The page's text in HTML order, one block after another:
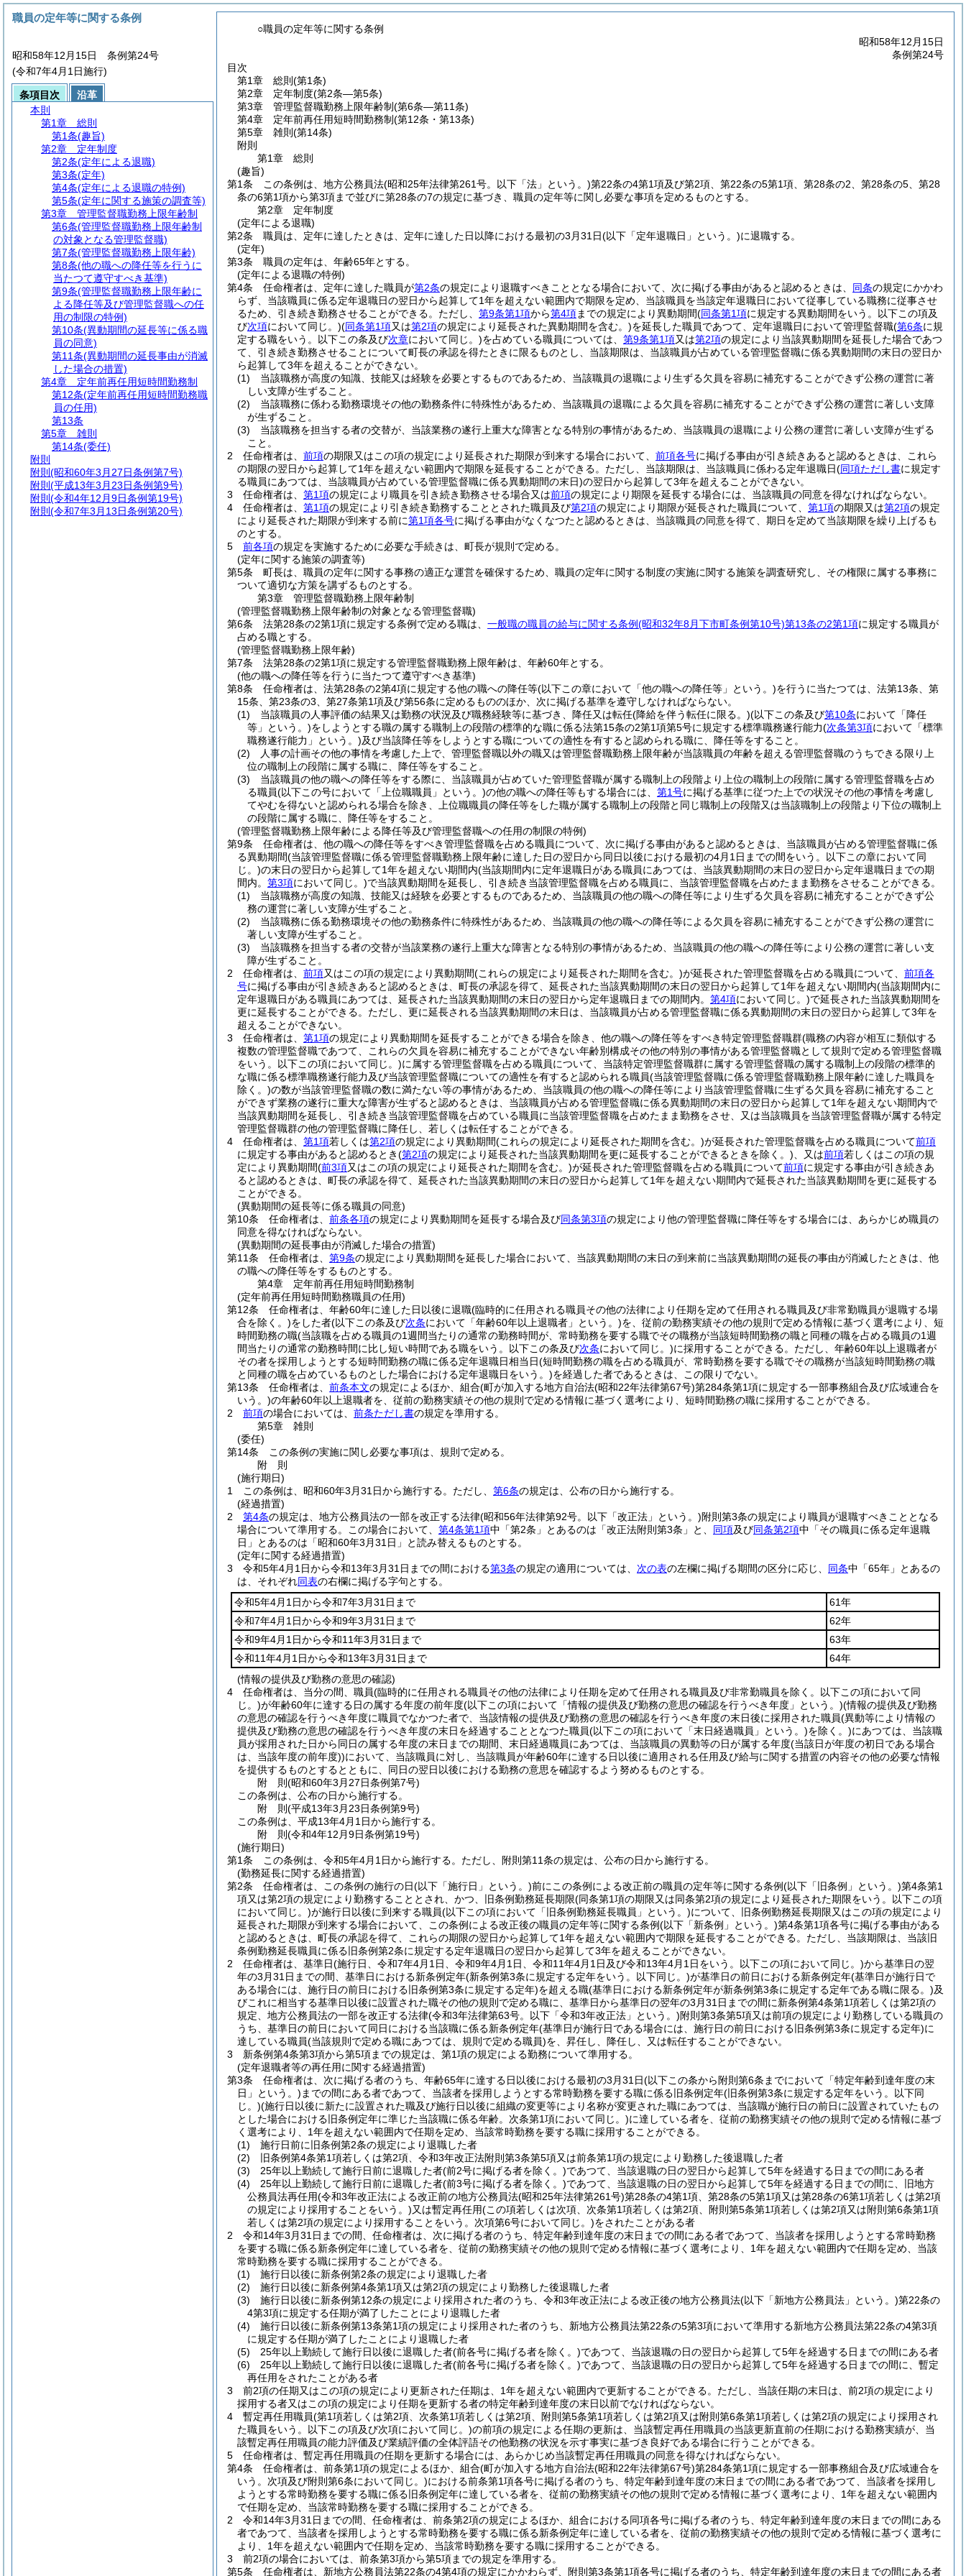
○職員の定年等に関する条例
昭和58年12月15日
条例第24号
目次
第1章
総則 (第1条)
第2章
定年制度(第2条―第5条)
第3章
管理監督職勤務上限年齢制(第6条―第11条)
第4章
定年前再任用短時間勤務制(第12条・第13条)
第5章
雑則 (第14条)
附則
第1章
総則
(趣旨)
第1条
この条例は、地方公務員法(昭和25年法律第261号。以下「法」という。)第22条の4第1項及び第2項、第22条の5第1項、第28条の2、第28条の5、第28
条の6第1項から第3項まで並びに第28条の7の規定に基づき、職員の定年等に関し必要な事項を定めるものとする。
第2章
定年制度
(定年による退職)
第2条
職員は、定年に達したときは、定年に達した日以降における最初の3月31日(以下「定年退職日」という。)に退職する。
(定年)
第3条
職員の定年は、年齢65年とする。
(定年による退職の特例)
第4条
任命権者は、定年に達した職員が第2条の規定により退職すべきこととなる場合において、次に掲げる事由があると認めるときは、 同条の規定にかかわ
らず、当該職員に係る定年退職日の翌日から起算して1年を超えない範囲内で期限を定め、当該職員を当該定年退職日において従事している職務に従事させ
るため、引き続き勤務させることができる。 ただし、 第9条第1項から第4項までの規定により異動期間(同条第1項に規定する異動期間をいう。以下この項及
び次項において同じ。)(同条第1項又は第2項の規定により延長された異動期間を含む。)を延長した職員であつて、定年退職日において管理監督職(第6条に規
定する職をいう。以下この条及び次章において同じ。)を占めている職員については、 第9条第1項又は第2項の規定により当該異動期間を延長した場合であつ
て、引き続き勤務させることについて町長の承認を得たときに限るものとし、当該期限は、当該職員が占めている管理監督職に係る異動期間の末日の翌日か
ら起算して3年を超えることができない。
(1)
当該職務が高度の知識、技能又は経験を必要とするものであるため、当該職員の退職により生ずる欠員を容易に補充することができず公務の運営に著
しい支障が生ずること。
(2)
当該職務に係わる勤務環境その他の勤務条件に特殊性があるため、当該職員の退職による欠員を容易に補充することができず公務の運営に著しい支障
が生ずること。
(3)
当該職務を担当する者の交替が、当該業務の遂行上重大な障害となる特別の事情があるため、当該職員の退職により公務の運営に著しい支障が生ずる
こと。
2
任命権者は、 前項の期限又はこの項の規定により延長された期限が到来する場合において、 前項各号に掲げる事由が引き続きあると認めるときは、これら
の期限の翌日から起算して1年を超えない範囲内で期限を延長することができる。 ただし、当該期限は、当該職員に係わる定年退職日(同項ただし書に規定す
る職員にあつては、当該職員が占めている管理監督職に係る異動期間の末日)の翌日から起算して3年を超えることができない。
3
任命権者は、 第1項の規定により職員を引き続き勤務させる場合又は前項の規定により期限を延長する場合には、当該職員の同意を得なければならない。
4
任命権者は、 第1項の規定により引き続き勤務することとされた職員及び第2項の規定により期限が延長された職員について、 第1項の期限又は第2項の規定
により延長された期限が到来する前に第1項各号に掲げる事由がなくなつたと認めるときは、当該職員の同意を得て、期日を定めて当該期限を繰り上げるも
のとする。
5
前各項の規定を実施するために必要な手続きは、町長が規則で定める。
(定年に関する施策の調査等)
第5条
町長は、職員の定年に関する事務の適正な運営を確保するため、職員の定年に関する制度の実施に関する施策を調査研究し、その権限に属する事務に
ついて適切な方策を講ずるものとする。
第3章
管理監督職勤務上限年齢制
(管理監督職勤務上限年齢制の対象となる管理監督職)
第6条
法第28条の2第1項に規定する条例で定める職は、 一般職の職員の給与に関する条例(昭和32年8月下市町条例第10号)第13条の2第1項に規定する職員が
占める職とする。
(管理監督職勤務上限年齢)
第7条
法第28条の2第1項に規定する管理監督職勤務上限年齢は、年齢60年とする。
(他の職への降任等を行うに当たつて遵守すべき基準)
第8条
任命権者は、法第28条の2第4項に規定する他の職への降任等(以下この章において「他の職への降任等」という。)を行うに当たつては、法第13条、第
15条、第23条の3、第27条第1項及び第56条に定めるもののほか、次に掲げる基準を遵守しなければならない。
(1)
当該職員の人事評価の結果又は勤務の状況及び職務経験等に基づき、降任又は転任(降給を伴う転任に限る。)(以下この条及び第10条において「降任
等」という。)をしようとする職の属する職制上の段階の標準的な職に係る法第15条の2第1項第5号に規定する標準職務遂行能力(次条第3項において「標準
職務遂行能力」という。)及び当該降任等をしようとする職についての適性を有すると認められる職に、降任等をすること。
(2)
人事の計画その他の事情を考慮した上で、管理監督職以外の職又は管理監督職勤務上限年齢が当該職員の年齢を超える管理監督職のうちできる限り上
位の職制上の段階に属する職に、降任等をすること。
(3)
当該職員の他の職への降任等をする際に、当該職員が占めていた管理監督職が属する職制上の段階より上位の職制上の段階に属する管理監督職を占め
る職員(以下この号において「上位職職員」という。)の他の職への降任等もする場合には、 第1号に掲げる基準に従つた上での状況その他の事情を考慮し
てやむを得ないと認められる場合を除き、上位職職員の降任等をした職が属する職制上の段階と同じ職制上の段階又は当該職制上の段階より下位の職制上
の段階に属する職に、降任等をすること。
(管理監督職勤務上限年齢による降任等及び管理監督職への任用の制限の特例)
第9条
任命権者は、他の職への降任等をすべき管理監督職を占める職員について、次に掲げる事由があると認めるときは、当該職員が占める管理監督職に係
る異動期間(当該管理監督職に係る管理監督職勤務上限年齢に達した日の翌日から同日以後における最初の4月1日までの間をいう。以下この章において同
じ。)の末日の翌日から起算して1年を超えない期間内(当該期間内に定年退職日がある職員にあつては、当該異動期間の末日の翌日から定年退職日までの期
間内。 第3項において同じ。)で当該異動期間を延長し、引き続き当該管理監督職を占める職員に、当該管理監督職を占めたまま勤務をさせることができる。
(1)
当該職務が高度の知識、技能又は経験を必要とするものであるため、当該職員の他の職への降任等により生ずる欠員を容易に補充することができず公
務の運営に著しい支障が生ずること。
(2)
当該職務に係る勤務環境その他の勤務条件に特殊性があるため、当該職員の他の職への降任等による欠員を容易に補充することができず公務の運営に
著しい支障が生ずること。
(3)
当該職務を担当する者の交替が当該業務の遂行上重大な障害となる特別の事情があるため、当該職員の他の職への降任等により公務の運営に著しい支
障が生ずること。
2
任命権者は、 前項又はこの項の規定により異動期間(これらの規定により延長された期間を含む。)が延長された管理監督職を占める職員について、 前項各
号に掲げる事由が引き続きあると認めるときは、町長の承認を得て、延長された当該異動期間の末日の翌日から起算して1年を超えない期間内(当該期間内に
定年退職日がある職員にあつては、延長された当該異動期間の末日の翌日から定年退職日までの期間内。 第4項において同じ。)で延長された当該異動期間を
更に延長することができる。 ただし、更に延長される当該異動期間の末日は、当該職員が占める管理監督職に係る異動期間の末日の翌日から起算して3年を
超えることができない。
3
任命権者は、 第1項の規定により異動期間を延長することができる場合を除き、他の職への降任等をすべき特定管理監督職群(職務の内容が相互に類似する
複数の管理監督職であつて、これらの欠員を容易に補充することができない年齢別構成その他の特別の事情がある管理監督職として規則で定める管理監督職
をいう。以下この項において同じ。)に属する管理監督職を占める職員について、当該特定管理監督職群に属する管理監督職の属する職制上の段階の標準的
な職に係る標準職務遂行能力及び当該管理監督職についての適性を有すると認められる職員(当該管理監督職に係る管理監督職勤務上限年齢に達した職員を
除く。)の数が当該管理監督職の数に満たない等の事情があるため、当該職員の他の職への降任等により当該管理監督職に生ずる欠員を容易に補充すること
ができず業務の遂行に重大な障害が生ずると認めるときは、当該職員が占める管理監督職に係る異動期間の末日の翌日から起算して1年を超えない期間内で
当該異動期間を延長し、引き続き当該管理監督職を占めている職員に当該管理監督職を占めたまま勤務をさせ、又は当該職員を当該管理監督職が属する特定
管理監督職群の他の管理監督職に降任し、若しくは転任することができる。
4
任命権者は、 第1項若しくは第2項の規定により異動期間(これらの規定により延長された期間を含む。)が延長された管理監督職を占める職員について前項
に規定する事由があると認めるとき(第2項の規定により延長された当該異動期間を更に延長することができるときを除く。) 、又は前項若しくはこの項の規
定により異動期間(前3項又はこの項の規定により延長された期間を含む。)が延長された管理監督職を占める職員について前項に規定する事由が引き続きあ
ると認めるときは、町長の承認を得て、延長された当該異動期間の末日の翌日から起算して1年を超えない期間内で延長された当該異動期間を更に延長する
ことができる。
(異動期間の延長等に係る職員の同意)
第10条
任命権者は、 前条各項の規定により異動期間を延長する場合及び同条第3項の規定により他の管理監督職に降任等をする場合には、あらかじめ職員の
同意を得なければならない。
(異動期間の延長事由が消滅した場合の措置)
第11条
任命権者は、 第9条の規定により異動期間を延長した場合において、当該異動期間の末日の到来前に当該異動期間の延長の事由が消滅したときは、他
の職への降任等をするものとする。
第4章
定年前再任用短時間勤務制
(定年前再任用短時間勤務職員の任用)
第12条
任命権者は、年齢60年に達した日以後に退職(臨時的に任用される職員その他の法律により任期を定めて任用される職員及び非常勤職員が退職する場
合を除く。)をした者(以下この条及び次条において「年齢60年以上退職者」という。)を、従前の勤務実績その他の規則で定める情報に基づく選考により、短
時間勤務の職(当該職を占める職員の1週間当たりの通常の勤務時間が、常時勤務を要する職でその職務が当該短時間勤務の職と同種の職を占める職員の1週
間当たりの通常の勤務時間に比し短い時間である職をいう。以下この条及び次条において同じ。)に採用することができる。 ただし、年齢60年以上退職者が
その者を採用しようとする短時間勤務の職に係る定年退職日相当日(短時間勤務の職を占める職員が、常時勤務を要する職でその職務が当該短時間勤務の職
と同種の職を占めているものとした場合における定年退職日をいう。)を経過した者であるときは、この限りでない。
第13条
任命権者は、 前条本文の規定によるほか、組合(町が加入する地方自治法(昭和22年法律第67号)第284条第1項に規定する一部事務組合及び広域連合を
いう。)の年齢60年以上退職者を、従前の勤務実績その他の規則で定める情報に基づく選考により、短時間勤務の職に採用することができる。
2
前項の場合においては、 前条ただし書の規定を準用する。
第5章
雑則
(委任)
第14条
この条例の実施に関し必要な事項は、規則で定める。
附 則
(施行期日)
1
この条例は、昭和60年3月31日から施行する。 ただし、 第6条の規定は、公布の日から施行する。
(経過措置)
2
第4条の規定は、地方公務員法の一部を改正する法律(昭和56年法律第92号。以下「改正法」という。)附則第3条の規定により職員が退職すべきこととなる
場合について準用する。
この場合において、 第4条第1項中「第2条」とあるのは「改正法附則第3条」と、 同項及び同条第2項中「その職員に係る定年退職
日」とあるのは「昭和60年3月31日」と読み替えるものとする。
(定年に関する経過措置)
3
令和5年4月1日から令和13年3月31日までの間における第3条の規定の適用については、 次の表の左欄に掲げる期間の区分に応じ、 同条中「65年」とあるの
は、それぞれ同表の右欄に掲げる字句とする。
令和5年4月1日から令和7年3月31日まで
61年
令和7年4月1日から令和9年3月31日まで
62年
令和9年4月1日から令和11年3月31日まで
63年
令和11年4月1日から令和13年3月31日まで
64年
(情報の提供及び勤務の意思の確認)
4
任命権者は、当分の間、職員(臨時的に任用される職員その他の法律により任期を定めて任用される職員及び非常勤職員を除く。以下この項において同
じ。)が年齢60年に達する日の属する年度の前年度(以下この項において「情報の提供及び勤務の意思の確認を行うべき年度」という。)(情報の提供及び勤務
の意思の確認を行うべき年度に職員でなかつた者で、当該情報の提供及び勤務の意思の確認を行うべき年度の末日後に採用された職員(異動等により情報の
提供及び勤務の意思の確認を行うべき年度の末日を経過することとなつた職員(以下この項において「末日経過職員」という。)を除く。)にあつては、当該職
員が採用された日から同日の属する年度の末日までの期間、末日経過職員にあつては、当該職員の異動等の日が属する年度(当該日が年度の初日である場合
は、当該年度の前年度))において、当該職員に対し、当該職員が年齢60年に達する日以後に適用される任用及び給与に関する措置の内容その他の必要な情報
を提供するものとするとともに、同日の翌日以後における勤務の意思を確認するよう努めるものとする。
附 則(昭和60年3月27日条例第7号)
この条例は、公布の日から施行する。
附 則(平成13年3月23日条例第9号)
この条例は、平成13年4月1日から施行する。
附 則(令和4年12月9日条例第19号)
(施行期日)
第1条
この条例は、令和5年4月1日から施行する。 ただし、附則第11条の規定は、公布の日から施行する。
(勤務延長に関する経過措置)
第2条
任命権者は、この条例の施行の日(以下「施行日」という。)前にこの条例による改正前の職員の定年等に関する条例(以下「旧条例」という。)第4条第1
項又は第2項の規定により勤務することとされ、かつ、旧条例勤務延長期限(同条第1項の期限又は同条第2項の規定により延長された期限をいう。以下この項
において同じ。)が施行日以後に到来する職員(以下この項において「旧条例勤務延長職員」という。)について、旧条例勤務延長期限又はこの項の規定により
延長された期限が到来する場合において、この条例による改正後の職員の定年等に関する条例(以下「新条例」という。)第4条第1項各号に掲げる事由がある
と認めるときは、町長の承認を得て、これらの期限の翌日から起算して1年を超えない範囲内で期限を延長することができる。 ただし、当該期限は、当該旧
条例勤務延長職員に係る旧条例第2条に規定する定年退職日の翌日から起算して3年を超えることができない。
2
任命権者は、基準日(施行日、令和7年4月1日、令和9年4月1日、令和11年4月1日及び令和13年4月1日をいう。以下この項において同じ。)から基準日の翌
年の3月31日までの間、基準日における新条例定年(新条例第3条に規定する定年をいう。以下同じ。)が基準日の前日における新条例定年(基準日が施行日で
ある場合には、施行日の前日における旧条例第3条に規定する定年)を超える職(基準日における新条例定年が新条例第3条に規定する定年である職に限る。)及
びこれに相当する基準日以後に設置された職その他の規則で定める職に、基準日から基準日の翌年の3月31日までの間に新条例第4条第1項若しくは第2項の
規定、地方公務員法の一部を改正する法律(令和3年法律第63号。以下「令和3年改正法」という。)附則第3条第5項又は前項の規定により勤務している職員の
うち、基準日の前日において同日における当該職に係る新条例定年(基準日が施行日である場合には、施行日の前日における旧条例第3条に規定する定年)に
達している職員(当該規則で定める職にあつては、規則で定める職員)を、昇任し、降任し、又は転任することができない。
3
新条例第4条第3項から第5項までの規定は、第1項の規定による勤務について準用する。
(定年退職者等の再任用に関する経過措置)
第3条
任命権者は、次に掲げる者のうち、年齢65年に達する日以後における最初の3月31日(以下この条から附則第6条までにおいて「特定年齢到達年度の末
日」という。) までの間にある者であつて、当該者を採用しようとする常時勤務を要する職に係る旧条例定年(旧条例第3条に規定する定年をいう。以下同
じ。)(施行日以後に新たに設置された職及び施行日以後に組織の変更等により名称が変更された職にあつては、当該職が施行日の前日に設置されていたもの
とした場合における旧条例定年に準じた当該職に係る年齢。次条第1項において同じ。)に達している者を、従前の勤務実績その他の規則で定める情報に基づ
く選考により、1年を超えない範囲内で任期を定め、当該常時勤務を要する職に採用することができる。
(1)
施行日前に旧条例第2条の規定により退職した者
(2)
旧条例第4条第1項若しくは第2項、令和3年改正法附則第3条第5項又は前条第1項の規定により勤務した後退職した者
(3)
25年以上勤続して施行日前に退職した者(前2号に掲げる者を除く。)であつて、当該退職の日の翌日から起算して5年を経過する日までの間にある者
(4)
25年以上勤続して施行日前に退職した者(前3号に掲げる者を除く。)であつて、当該退職の日の翌日から起算して5年を経過する日までの間に、旧地方
公務員法再任用(令和3年改正法による改正前の地方公務員法(昭和25年法律第261号)第28条の4第1項、第28条の5第1項又は第28条の6第1項若しくは第2項
の規定により採用することをいう。)又は暫定再任用(この項若しくは次項、次条第1項若しくは第2項、附則第5条第1項若しくは第2項又は附則第6条第1項
若しくは第2項の規定により採用することをいう。次項第6号において同じ。)をされたことがある者
2
令和14年3月31日までの間、任命権者は、次に掲げる者のうち、特定年齢到達年度の末日までの間にある者であつて、当該者を採用しようとする常時勤務
を要する職に係る新条例定年に達している者を、従前の勤務実績その他の規則で定める情報に基づく選考により、1年を超えない範囲内で任期を定め、当該
常時勤務を要する職に採用することができる。
(1)
施行日以後に新条例第2条の規定により退職した者
(2)
施行日以後に新条例第4条第1項又は第2項の規定により勤務した後退職した者
(3)
施行日以後に新条例第12条の規定により採用された者のうち、令和3年改正法による改正後の地方公務員法(以下「新地方公務員法」という。)第22条の
4第3項に規定する任期が満了したことにより退職した者
(4)
施行日以後に新条例第13条第1項の規定により採用された者のうち、新地方公務員法第22条の5第3項において準用する新地方公務員法第22条の4第3項
に規定する任期が満了したことにより退職した者
(5)
25年以上勤続して施行日以後に退職した者(前各号に掲げる者を除く。)であつて、当該退職の日の翌日から起算して5年を経過する日までの間にある者
(6)
25年以上勤続して施行日以後に退職した者(前各号に掲げる者を除く。)であつて、当該退職の日の翌日から起算して5年を経過する日までの間に、暫定
再任用をされたことがある者
3
前2項の任期又はこの項の規定により更新された任期は、1年を超えない範囲内で更新することができる。 ただし、当該任期の末日は、前2項の規定により
採用する者又はこの項の規定により任期を更新する者の特定年齢到達年度の末日以前でなければならない。
4
暫定再任用職員(第1項若しくは第2項、次条第1項若しくは第2項、附則第5条第1項若しくは第2項又は附則第6条第1項若しくは第2項の規定により採用され
た職員をいう。以下この項及び次項において同じ。)の前項の規定による任期の更新は、当該暫定再任用職員の当該更新直前の任期における勤務実績が、当
該暫定再任用職員の能力評価及び業績評価の全体評語その他勤務の状況を示す事実に基づき良好である場合に行うことができる。
5
任命権者は、暫定再任用職員の任期を更新する場合には、あらかじめ当該暫定再任用職員の同意を得なければならない。
第4条
任命権者は、前条第1項の規定によるほか、組合(町が加入する地方自治法(昭和22年法律第67号)第284条第1項に規定する一部事務組合及び広域連合を
いう。次項及び附則第6条において同じ。)における前条第1項各号に掲げる者のうち、特定年齢到達年度の末日までの間にある者であつて、当該者を採用し
ようとする常時勤務を要する職に係る旧条例定年に達している者を、従前の勤務実績その他の規則で定める情報に基づく選考により、1年を超えない範囲内
で任期を定め、当該常時勤務を要する職に採用することができる。
2
令和14年3月31日までの間、任命権者は、前条第2項の規定によるほか、組合における同項各号に掲げる者のうち、特定年齢到達年度の末日までの間にある
者であつて、当該者を採用しようとする常時勤務を要する職に係る新条例定年に達している者を、従前の勤務実績その他の規則で定める情報に基づく選考に
より、1年を超えない範囲内で任期を定め、当該常時勤務を要する職に採用することができる。
3
前2項の場合においては、前条第3項から第5項までの規定を準用する。
第5条
任命権者は、新地方公務員法第22条の4第4項の規定にかかわらず、附則第3条第1項各号に掲げる者のうち、特定年齢到達年度の末日までの間にある者
職員の定年等に関する条例
昭和58年12月15日 条例第24号
(令和7年4月1日施行)
条項目次
沿革
本則
第1章
総則
第1条(趣旨)
第2章
定年制度
第2条(定年による退職)
第3条(定年)
第4条(定年による退職の特例)
第5条(定年に関する施策の調査等)
第3章
管理監督職勤務上限年齢制
第6条(管理監督職勤務上限年齢制
の対象となる管理監督職)
第7条(管理監督職勤務上限年齢)
第8条(他の職への降任等を行うに
当たつて遵守すべき基準)
第9条(管理監督職勤務上限年齢に
よる降任等及び管理監督職への任
用の制限の特例)
第10条(異動期間の延長等に係る職
員の同意)
第11条(異動期間の延長事由が消滅
した場合の措置)
第4章
定年前再任用短時間勤務制
第12条(定年前再任用短時間勤務職
員の任用)
第13条
第5章
雑則
第14条(委任)
附則
附則 (昭和60年3月27日条例第7号)
附則 (平成13年3月23日条例第9号)
附則 (令和4年12月9日条例第19号)
附則 (令和7年3月13日条例第20号)